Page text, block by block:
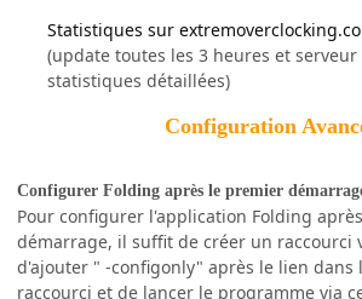
Statistiques sur
(update toutes les 3 heures et
statistiques détaillées)
Configuration
Configurer Folding après le premier
Pour configurer l'application Folding
démarrage, il suffit de créer un raccourci
d'ajouter " -configonly" après le lien dans
raccourci et de lancer le programme via